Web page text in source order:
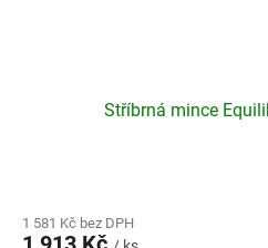
Stříbrná mince
produktu
1 581 Kč bez DPH